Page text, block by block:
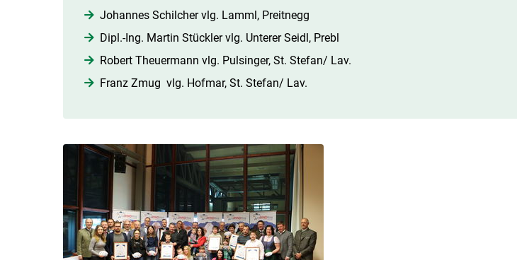
Johannes Schilcher vlg. Lamml, Preitnegg
Dipl.-Ing. Martin Stückler vlg. Unterer Seidl, Prebl
Robert Theuermann vlg. Pulsinger, St. Stefan/ Lav.
Franz Zmug vlg. Hofmar, St. Stefan/ Lav.